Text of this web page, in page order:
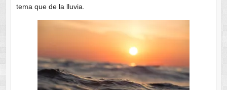
tema que de la lluvia.